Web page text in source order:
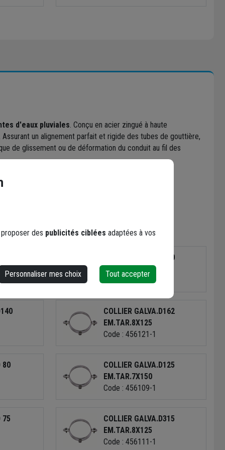
d'eaux pluviales . Conçu en acier zingué à haute
un alignement parfait et rigide des tubes de gouttière,
de glissement ou de déformation du conduit au fil des
et la corrosion extérieure.
gouttière standard de manière stable.
COLLIER GALVA.D100
EM.TAR.8X125
Code : 456115-1
COLLIER GALVA.D162
EM.TAR.8X125
Code : 456121-1
80
COLLIER GALVA.D125
EM.TAR.7X150
Code : 456109-1
75
COLLIER GALVA.D315
EM.TAR.8X125
Code : 456111-1
des publicités ciblées adaptées à vos
Personnaliser mes choix Tout accepter